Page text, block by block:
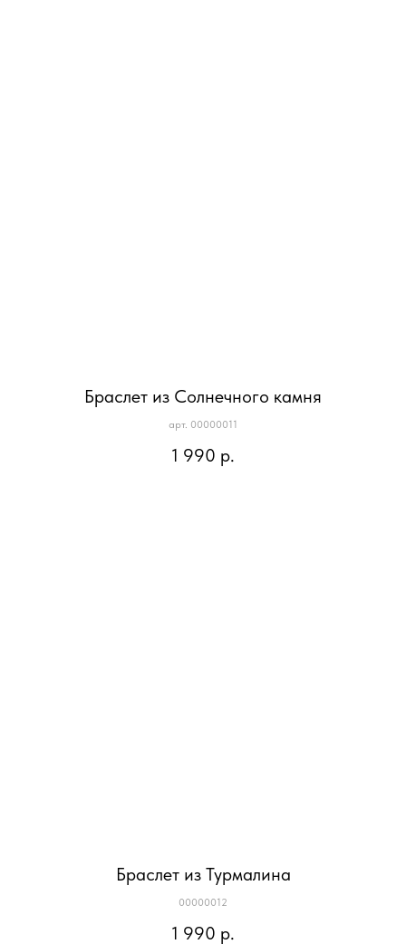
Браслет из Солнечного камня
арт. 00000011
1 990 р.
Браслет из Турмалина
00000012
1 990 р.